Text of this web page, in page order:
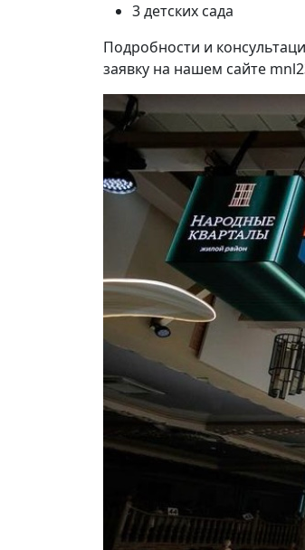
3 детских сада
Подробности и
заявку на нашем сайте